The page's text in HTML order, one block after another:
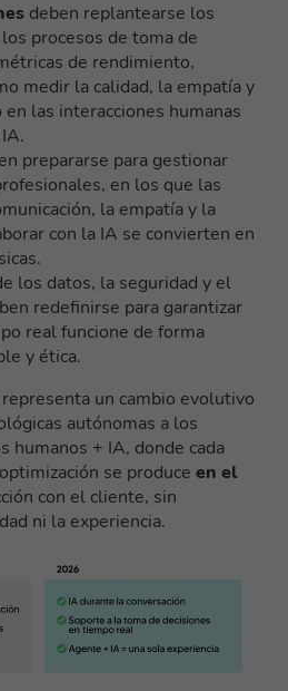
deben replantearse los
procesos de toma de
de rendimiento,
medir la calidad, la empatía y
las interacciones humanas
prepararse para gestionar
en los que las
la empatía y la
con la IA se convierten en
los datos, la seguridad y el
redefinirse para garantizar
real funcione de forma
y ética.
un cambio evolutivo
autónomas a los
humanos + IA, donde cada
se produce en el
con el cliente, sin
ni la experiencia.